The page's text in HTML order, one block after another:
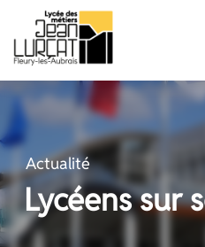
contenu
Actualité
Lycéens sur
Panneau de gestion des cookies